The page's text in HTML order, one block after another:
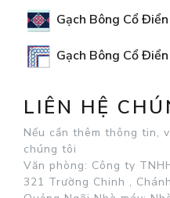
Gạch Bông Cổ
Gạch Bông Cổ
LIÊN HỆ
Nếu cần thêm thông tin,
chúng tôi
Văn phòng: Công ty
321 Trường Chinh ,